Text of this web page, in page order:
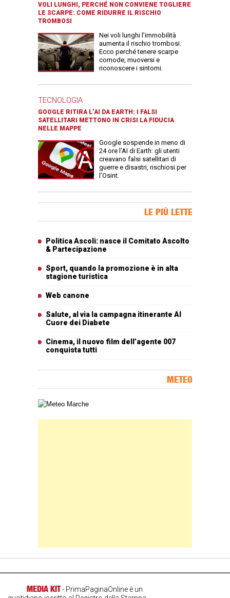
VOLI LUNGHI, PERCHÉ NON CONVIENE TOGLIERE
LE SCARPE: COME RIDURRE IL RISCHIO
TROMBOSI
Nei voli lunghi l’immobilità
aumenta il rischio trombosi.
Ecco perché tenere scarpe
comode, muoversi e
riconoscere i sintomi.
TECNOLOGIA
GOOGLE RITIRA L’AI DA EARTH: I FALSI
SATELLITARI METTONO IN CRISI LA FIDUCIA
NELLE MAPPE
Google sospende in meno di
24 ore l’AI di Earth: gli utenti
creavano falsi satellitari di
guerre e disastri, rischiosi per
l’Osint.
LE PIÙ LETTE
Politica Ascoli: nasce il Comitato Ascolto
& Partecipazione
Sport, quando la promozione è in alta
stagione turistica
Web canone
Salute, al via la campagna itinerante Al
Cuore dei Diabete
Cinema, il nuovo film dell’agente 007
conquista tutti
METEO
Carta meteorologica delle Marche
MEDIA KIT- PrimaPaginaOnline è un